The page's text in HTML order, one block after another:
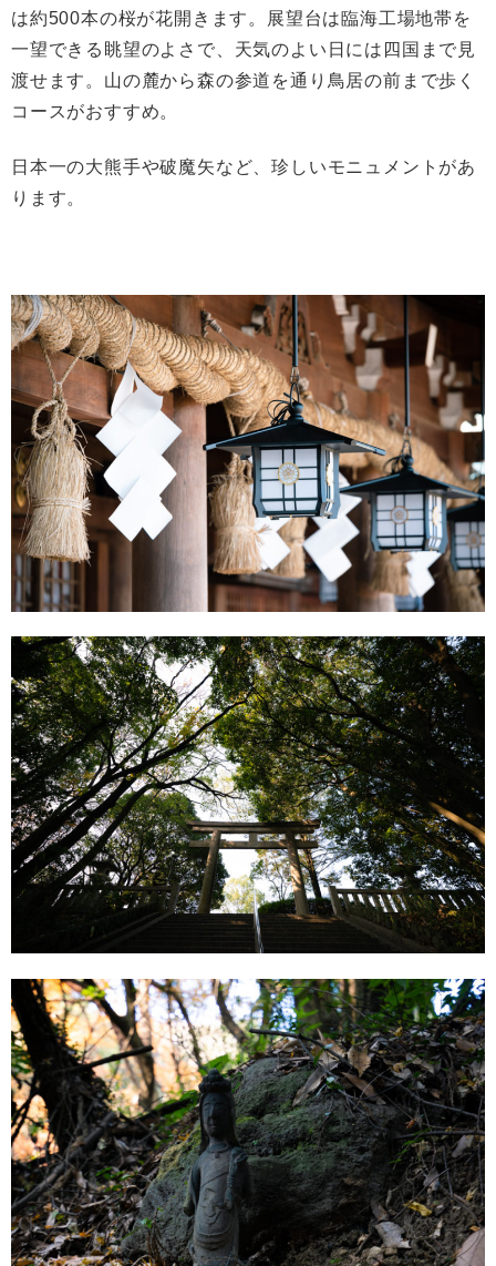
は約500本の桜が花開きます。展望台は臨海工場地帯を
一望できる眺望のよさで、天気のよい日には四国まで見
渡せます。山の麓から森の参道を通り鳥居の前まで歩く
コースがおすすめ。
日本一の大熊手や破魔矢など、珍しいモニュメントがあ
ります。